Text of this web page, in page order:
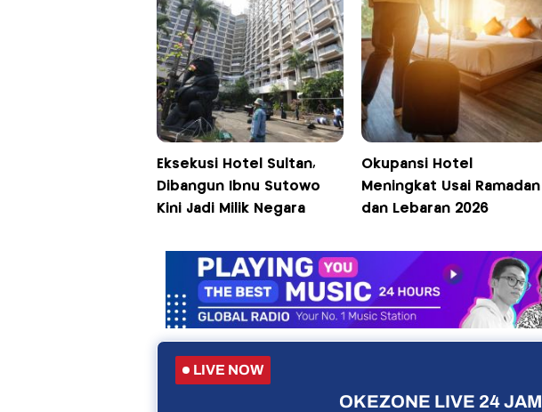
Eksekusi Hotel Sultan,
Dibangun Ibnu Sutowo
Kini Jadi Milik Negara
Okupansi Hotel
Meningkat Usai Ramadan
dan Lebaran 2026
LIVE NOW
OKEZONE LIVE 24 JAM